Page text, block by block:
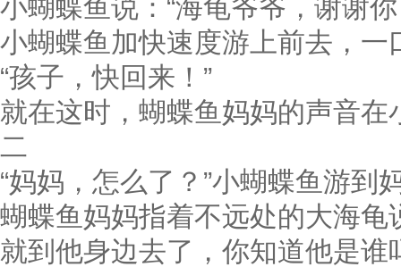
小蝴蝶鱼说：“海龟爷爷，谢谢
小蝴蝶鱼加快速度游上前去，一
“孩子，快回来！”
就在这时，蝴蝶鱼妈妈的声音在
二
“妈妈，怎么了？”小蝴蝶鱼游到
蝴蝶鱼妈妈指着不远处的大海龟
就到他身边去了，你知道他是谁